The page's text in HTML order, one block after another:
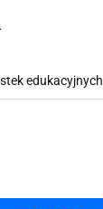
edukacyjnych